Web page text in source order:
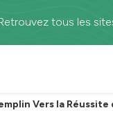
tous les
Vers la